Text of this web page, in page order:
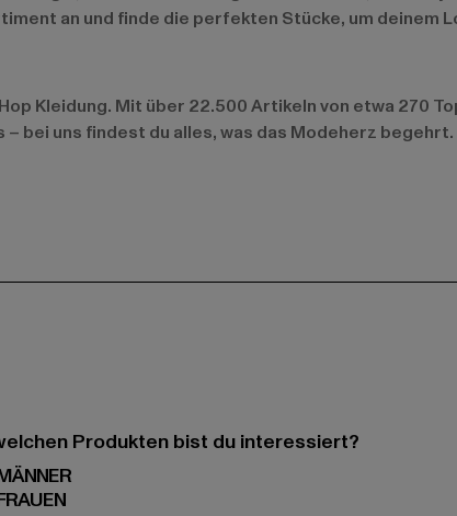
an und finde die perfekten Stücke, um deinem
Kleidung. Mit über 22.500 Artikeln von etwa 270
bei uns findest du alles, was das Modeherz
Produkten bist du interessiert?